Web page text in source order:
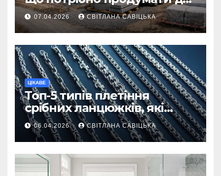
першої доставки на
ділянку
07.04.2026 СВІТЛАНА САВІЦЬКА
ЦІКАВЕ
Топ-5 типів плетіння
срібних ланцюжків, які
вважаються
найнадійнішими
06.04.2026 СВІТЛАНА САВІЦЬКА